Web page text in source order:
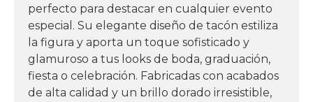
perfecto para destacar en cualquier evento
especial. Su elegante diseño de tacón estiliza
la figura y aporta un toque sofisticado y
glamuroso a tus looks de boda, graduación,
fiesta o celebración. Fabricadas con acabados
de alta calidad y un brillo dorado irresistible,